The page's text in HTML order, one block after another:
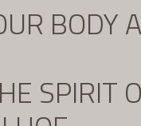
BODY
SPIRIT